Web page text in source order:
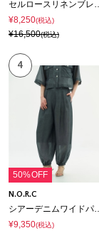
セルロースリネンブ
¥8,250(税込)
¥16,500(税込)
4
50%OFF
N.O.R.C
シアーデニムワイドパラシュートパンツ
¥9,350(税込)